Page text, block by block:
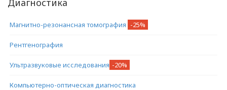
Диагностика
Магнитно-резонансная томография -25%
Рентгенография
Ультразвуковые исследования -20%
Компьютерно-оптическая диагностика